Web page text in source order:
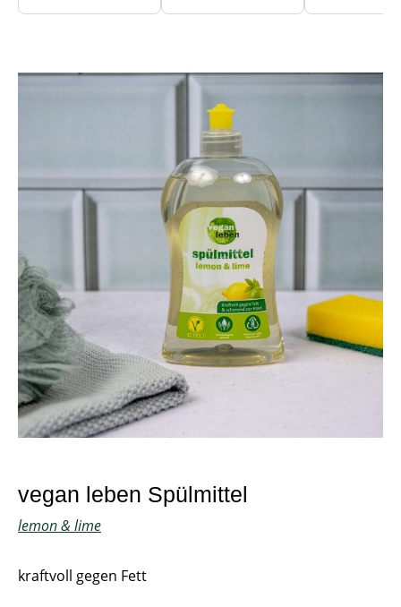
vegan leben Spülmittel
lemon & lime
kraftvoll gegen Fett